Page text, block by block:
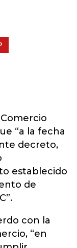
“a la fecha
decreto,
establecido
de
con la
“en